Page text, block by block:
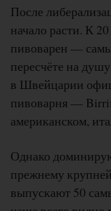
После
начало расти. К
пивоварен —
пересчёте на
в Швейцарии
пивоварня —
американском,
Однако
прежнему
выпускают 50